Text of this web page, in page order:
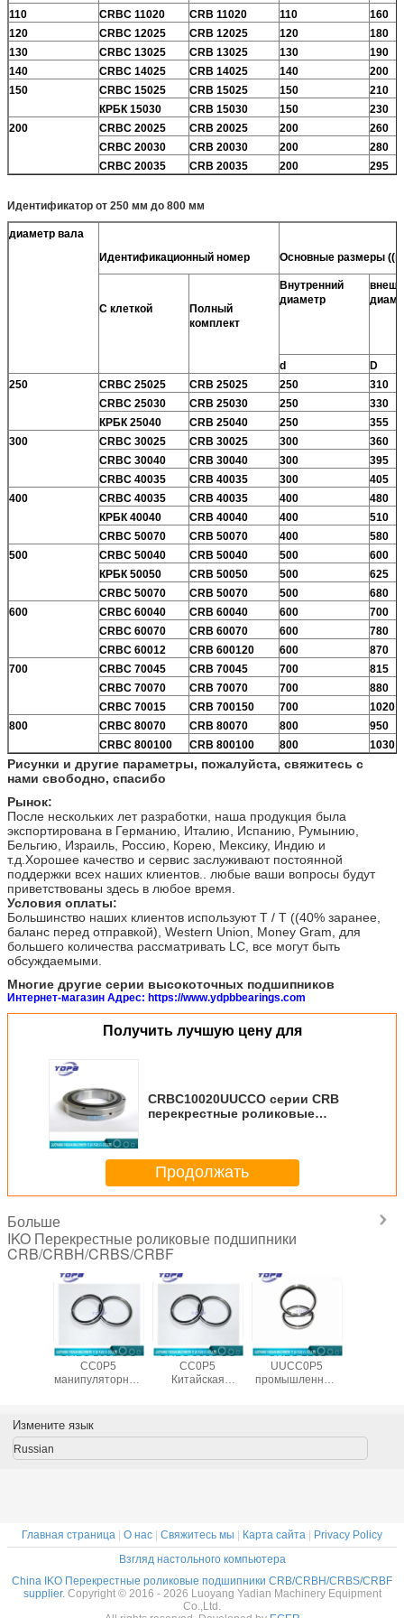
110
CRBC 11020 CRB 11020 110
160
120
CRBC 12025 CRB 12025 120
180
130
CRBC 13025 CRB 13025 130
190
140
CRBC 14025 CRB 14025 140
200
150
CRBC 15025 CRB 15025 150
210
КРБК 15030
CRB 15030 150
230
200
CRBC 20025 CRB 20025 200
260
CRBC 20030
CRB 20030 200
280
CRBC 20035
CRB 20035 200 295
Идентификатор от 250 мм до 800 мм
диаметр вала
Идентификационный номер
Основные размеры
С клеткой
Полный
комплект
Внутренний
диаметр
d
D
250
CRBC 25025 CRB 25025 250
310
CRBC 25030
CRB 25030 250
330
КРБК 25040
CRB 25040 250
355
300
CRBC 30025 CRB 30025 300
360
CRBC 30040
CRB 30040 300
395
CRBC 40035
CRB 40035 300
405
400
CRBC 40035 CRB 40035 400
480
КРБК 40040
CRB 40040 400
510
CRBC 50070
CRB 50070 400
580
500
CRBC 50040 CRB 50040 500
600
КРБК 50050
CRB 50050 500
625
CRBC 50070
CRB 50070 500
680
600
CRBC 60040 CRB 60040 600
700
CRBC 60070
CRB 60070 600
780
CRBC 60012
CRB 600120 600
870
700
CRBC 70045 CRB 70045 700
815
CRBC 70070
CRB 70070 700
880
CRBC 70015
CRB 700150 700
1020
800
CRBC 80070 CRB 80070 800
950
CRBC 800100
CRB 800100 800 1030
Рисунки и другие параметры, пожалуйста, свяжитесь с
нами свободно, спасибо
Рынок:
После нескольких лет разработки, наша продукция была
экспортирована в Германию, Италию, Испанию, Румынию,
Бельгию, Израиль, Россию, Корею, Мексику, Индию и
т.д.Хорошее качество и сервис заслуживают постоянной
поддержки всех наших клиентов.. любые ваши вопросы будут
приветствованы здесь в любое время.
Условия оплаты:
Большинство наших клиентов используют T / T ((40% заранее,
баланс перед отправкой), Western Union, Money Gram, для
большего количества рассматривать LC, все могут быть
обсуждаемыми.
Многие другие серии высокоточных подшипников
Интернет-магазин Адрес: https://www.ydpbbearings.com
Получить лучшую цену для
CRBC10020UUCCO серии CRB
перекрестные роликовые
Продолжать
Больше
IKO Перекрестные роликовые подшипники
CRB/CRBH/CRBS/CRBF
CRBS 1008 UU
CC0P5
манипуляторный
изготовленный в
CRBS 9008 UU
CC0P5
Китайская
CRBS 1108
UUCC0P5
промышленный
110X126X8mm
Измените язык
Russian
Главная страница | О нас | Свяжитесь мы | Карта сайта | Privacy Policy
Взгляд настольного компьютера
China IKO Перекрестные роликовые подшипники CRB/CRBH/CRBS/CRBF
supplier. Copyright © 2016 - 2026 Luoyang Yadian Machinery Equipment
Co.,Ltd.